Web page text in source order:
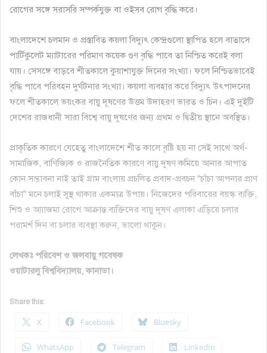
রোগের সঙ্গে সরাসরি সম্পর্কযুক্ত বা ওইসব রোগ বৃদ্ধি করে।
বাংলাদেশে চলমান ও প্রস্তাবিত কয়লা বিদ্যুৎ কেন্দ্রগুলো স্থাপিত হলে বাতাসে
পার্টিকুলেট ম্যাটারের পরিমাণ কয়েক গুণ বৃদ্ধি পাবে তা নিশ্চিত করেই বলা
যায়। সেসঙ্গে বাড়বে শীতকালে কুয়াশাযুক্ত দিনের সংখ্যা। ফলে নিশ্চিতভাবেই
বৃদ্ধি পাবে পরিবহন দুর্ঘটনার সংখ্যা। কয়লা ব্যবহার করে বিদ্যুৎ উৎপাদনের
ফলে শীতকালে ভয়ংকর বায়ু দূষণের উত্তম উদাহরণ ভারত ও চিন। এই দুইটি
দেশের রাজধানী সারা বিশ্বে বায়ু দূষণের জন্য প্রথম ও দ্বিতীয় স্থানে অবস্থিত।
প্রাকৃতিক কারণে যেহেতু বাংলাদেশে শীত কালে বৃষ্টি হয় না সেই সাথে অর্থ-
সামাজিক, বাণিজ্যিক ও রাজনৈতিক কারণে বায়ু দূষণ কমিয়ে আনার আপাত
কোন সম্ভাবনা নাই তাই গ্রাম বাংলায় প্রচলিত প্রবাদ-প্রবচন “চাঁচা আপনার প্রাণ
বাঁচা” মনে চলাই সুস্থ থাকার একমাত্র উপায়। নিজেদের পরিবারের বয়স্ক ব্যক্তি,
শিশু ও আ্যাজমা রোগে আক্রান্ত ব্যক্তিদের বায়ু দূষণ এলাকা এড়িয়ে চলার
পরামর্শ দিন বা চলার ব্যবস্থা করুন, ভালো থাকুন।
লেখকঃ পরিবেশ ও জলবায়ু গবেষক
ওয়াটারলু বিশ্ববিদ্যালয়, কানাডা।
Share this:
X Facebook Bluesky
WhatsApp Telegram LinkedIn